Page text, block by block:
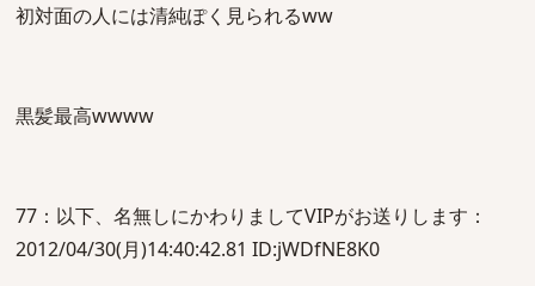
初対面の人には清純ぽく見られるww
黒髪最高wwww
77：以下、名無しにかわりましてVIPがお送りします：
2012/04/30(月)14:40:42.81 ID:jWDfNE8K0